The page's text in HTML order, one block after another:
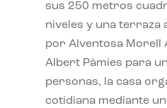
sus 250 metros
niveles y una terraza
por Alventosa Morell
Albert Pàmies para
personas, la casa
cotidiana mediante